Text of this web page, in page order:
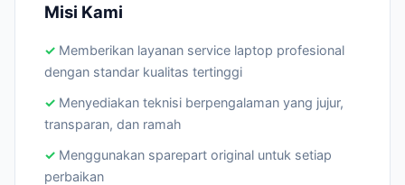
Misi Kami
Memberikan layanan service laptop profesional
dengan standar kualitas tertinggi
Menyediakan teknisi berpengalaman yang jujur,
transparan, dan ramah
Menggunakan sparepart original untuk setiap
perbaikan